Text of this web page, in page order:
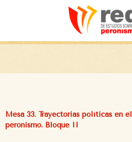
Mesa 33. Trayectorias políticas en el
peronismo. Bloque II